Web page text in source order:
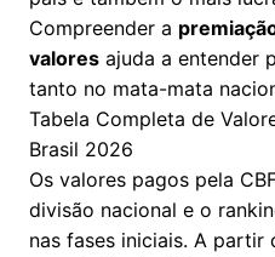
Compreender a
valoresajuda a entender
tanto no mata-mata
Tabela Completa de
Brasil 2026
Os valores pagos pela
divisão nacional e o
nas fases iniciais. A partir